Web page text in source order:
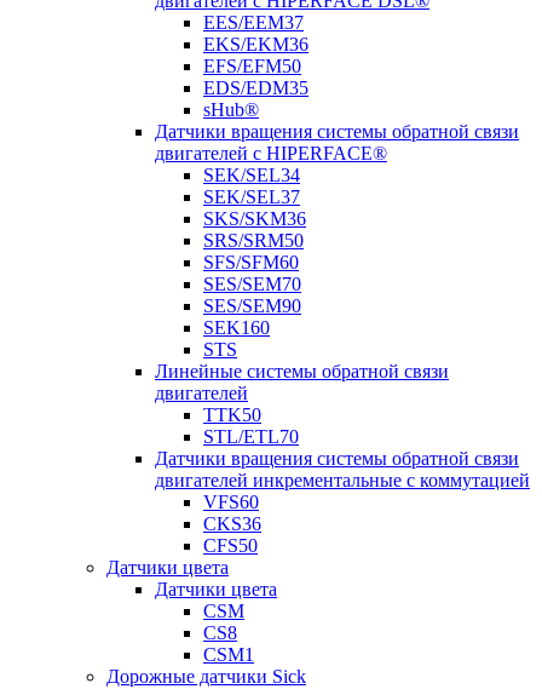
EES/EEM37
EKS/EKM36
EFS/EFM50
EDS/EDM35
sHub®
Датчики вращения системы обратной связи
двигателей с HIPERFACE®
SEK/SEL34
SEK/SEL37
SKS/SKM36
SRS/SRM50
SFS/SFM60
SES/SEM70
SES/SEM90
SEK160
STS
Линейные системы обратной связи
двигателей
TTK50
STL/ETL70
Датчики вращения системы обратной связи
двигателей инкрементальные с коммутацией
VFS60
CKS36
CFS50
Датчики цвета
Датчики цвета
CSM
CS8
CSM1
Дорожные датчики Sick